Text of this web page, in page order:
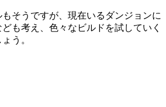
そうですが、現在いるダンジョンに
も考え、色々なビルドを試していく
う。